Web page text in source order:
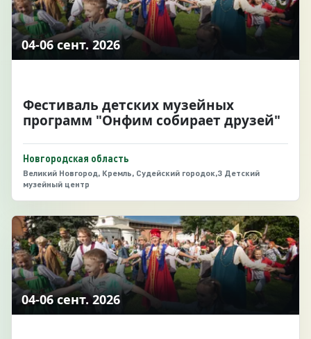
04-06 сент. 2026
Фестиваль детских музейных
программ "Онфим собирает друзей"
Новгородская область
Великий Новгород, Кремль, Судейский городок,3 Детский
музейный центр
04-06 сент. 2026